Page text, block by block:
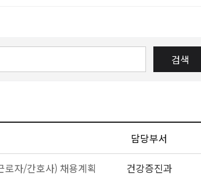
검색
담당부서
자/간호사) 채용계획 건강증진과